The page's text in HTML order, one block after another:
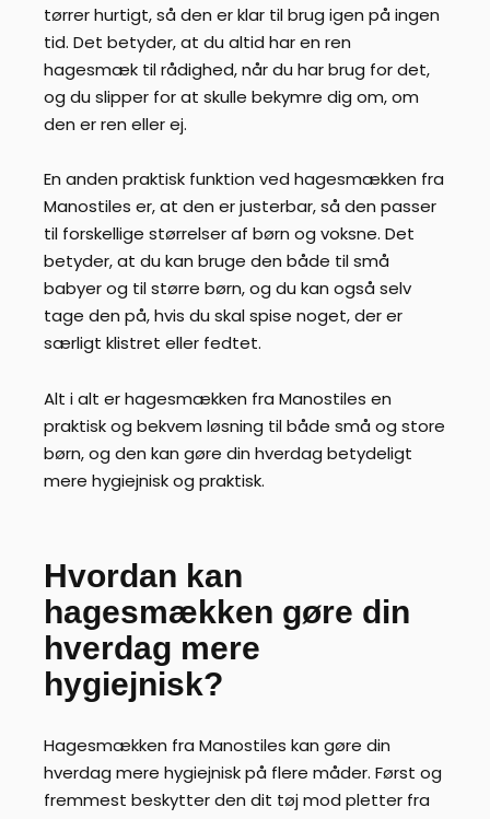
tørrer hurtigt, så den er klar til brug igen på ingen
tid. Det betyder, at du altid har en ren
hagesmæk til rådighed, når du har brug for det,
og du slipper for at skulle bekymre dig om, om
den er ren eller ej.
En anden praktisk funktion ved hagesmækken fra
Manostiles er, at den er justerbar, så den passer
til forskellige størrelser af børn og voksne. Det
betyder, at du kan bruge den både til små
babyer og til større børn, og du kan også selv
tage den på, hvis du skal spise noget, der er
særligt klistret eller fedtet.
Alt i alt er hagesmækken fra Manostiles en
praktisk og bekvem løsning til både små og store
børn, og den kan gøre din hverdag betydeligt
mere hygiejnisk og praktisk.
Hvordan kan
hagesmækken gøre din
hverdag mere
hygiejnisk?
Hagesmækken fra Manostiles kan gøre din
hverdag mere hygiejnisk på flere måder. Først og
fremmest beskytter den dit tøj mod pletter fra